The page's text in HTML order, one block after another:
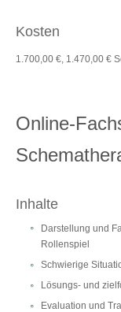
Kosten
1.700,00 €, 1.470,00 €
Online-
Inhalte
Darstellung und
Rollenspiel
Schwierige
Lösungs- und
Evaluation und